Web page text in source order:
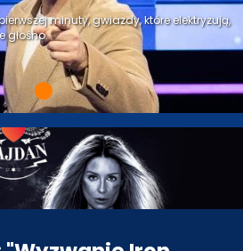
minuty, gwiazdy, które elektryzują,
głośno.